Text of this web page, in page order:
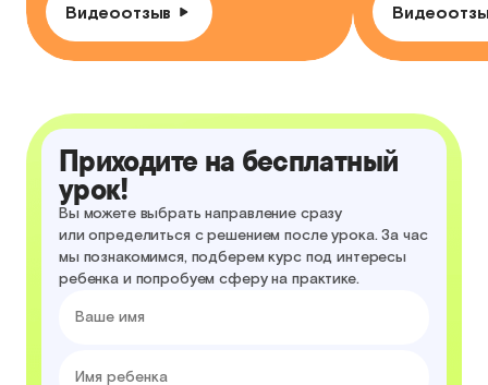
Видеоотзыв
Приходите на бесплатный
урок!
Вы можете выбрать направление сразу
или определиться с решением после урока. За час
мы познакомимся, подберем курс под интересы
ребенка и попробуем сферу на практике.